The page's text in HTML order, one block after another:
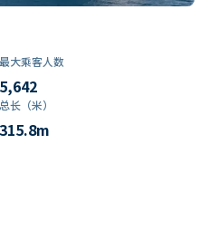
最大乘客人数
5,642
总长（米）
315.8m